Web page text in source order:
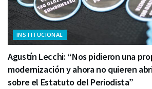
INSTITUCIONAL
Agustín Lecchi: “Nos pidieron una
modernización y ahora no quieren
sobre el Estatuto del Periodista”